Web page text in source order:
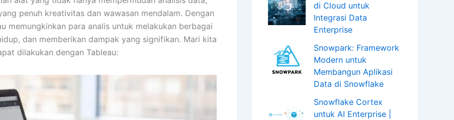
penuh kreativitas dan wawasan mendalam. Dengan
memungkinkan para analis untuk melakukan berbagai
dan memberikan dampak yang signifikan. Mari kita
dilakukan dengan Tableau:
di Cloud untuk
Integrasi Data
Enterprise
Snowpark: Framework
Modern untuk
Membangun Aplikasi
Data di Snowflake
Snowflake Cortex
untuk AI Enterprise |